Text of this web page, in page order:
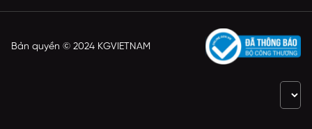
Bản quyền © 2024 KGVIETNAM